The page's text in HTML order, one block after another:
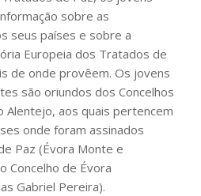
sobre as
seus países e sobre a
Europeia dos Tratados de
de onde provêem. Os jovens
são oriundos dos Concelhos
Alentejo, aos quais pertencem
onde foram assinados
Paz (Évora Monte e
Concelho de Évora
Gabriel Pereira).